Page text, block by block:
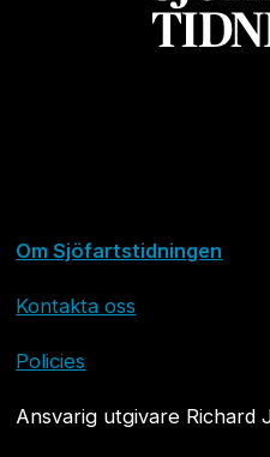
Om Sjöfartstidningen
Kontakta oss
Policies
Ansvarig utgivare Richard